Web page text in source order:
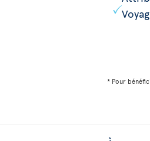
* Pour